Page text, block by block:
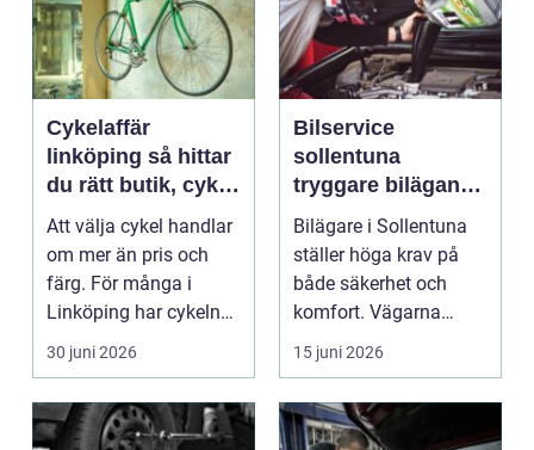
Cykelaffär
linköping så hittar
du rätt butik, cykel
och service
Att välja cykel handlar
om mer än pris och
färg. För många i
Linköping har cykeln
blivit en viktig d...
30 juni 2026
Bilservice
sollentuna
tryggare bilägande
året runt
Bilägare i Sollentuna
ställer höga krav på
både säkerhet och
komfort. Vägarna
växlar mellan
motorväg...
15 juni 2026